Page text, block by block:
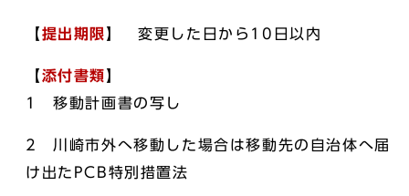
【 提出期限 】 変更した日から10日以内
【 添付書類 】
1 移動計画書の写し
2 川崎市外へ移動した場合は移動先の自治体へ届
け出たPCB特別措置法